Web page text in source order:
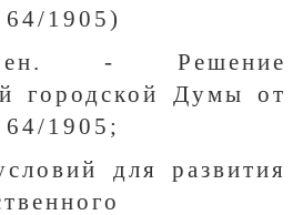
1905)
- Решение
городской Думы от
1905;
для развития